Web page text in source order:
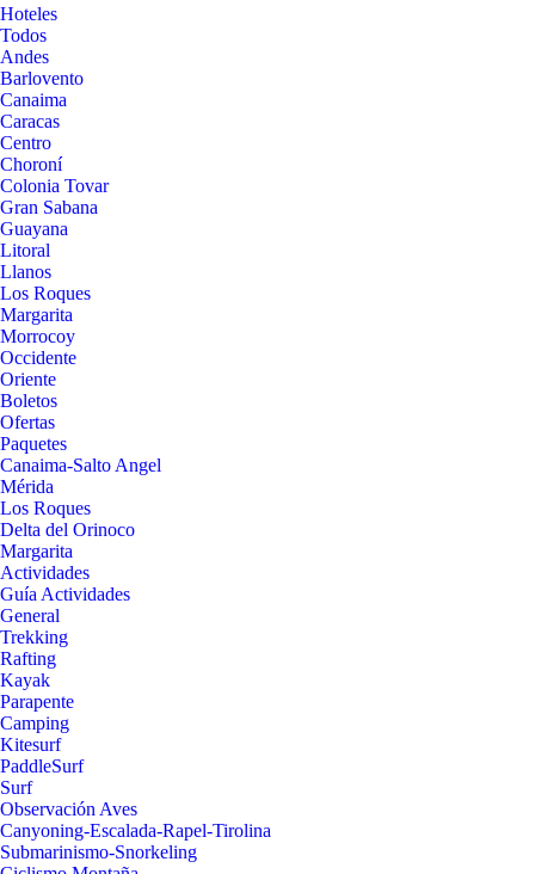
Hoteles
Todos
Andes
Barlovento
Canaima
Caracas
Centro
Choroní
Colonia Tovar
Gran Sabana
Guayana
Litoral
Llanos
Los Roques
Margarita
Morrocoy
Occidente
Oriente
Boletos
Ofertas
Paquetes
Canaima-Salto Angel
Mérida
Los Roques
Delta del Orinoco
Margarita
Actividades
Guía Actividades
General
Trekking
Rafting
Kayak
Parapente
Camping
Kitesurf
PaddleSurf
Surf
Observación Aves
Canyoning-Escalada-Rapel-Tirolina
Submarinismo-Snorkeling